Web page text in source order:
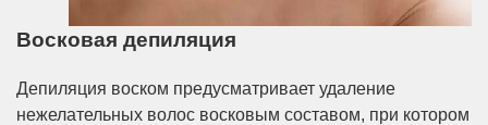
Восковая депиляция
Депиляция воском предусматривает удаление
нежелательных волос восковым составом, при котором